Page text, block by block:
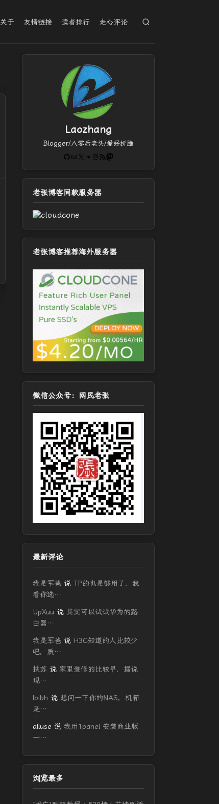
关于 友情链接 读者排行 走心评论
Laozhang
Blogger/八零后老头/爱好折腾
GitHub
电子邮件 X Telegram
Instagram
RSS FeedMastodon
老张博客同款服务器
老张博客推荐海外服务器
微信公众号：网民老张
最新评论
我是军爸 说 TP的也是够用了，我
看你选…
UpXuu 说 其实可以试试华为的路
由器…
我是军爸 说 H3C知道的人比较少
吧，质…
扶苏 说 家里装修的比较早，据说
现…
loibh 说 想问一下你的NAS，机箱
是…
alluse 说 我用1panel 安装商业版
一…
浏览最多